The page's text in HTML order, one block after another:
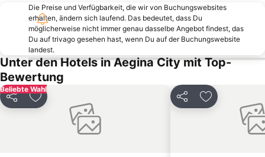
Marina Zea Pasalimani
Chalikiada
Nea Peramos
Epidavros Port
Astir Beach
Traditional Settlement of Aigina
Traditional Settlement of Anafiotika
Agia Marina
Megaron - Athens International Conference Centre
Nea Smyrni
Metamorfosi
Christmas at Syntagma Square
Die Preise und Verfügbarkeit, die wir von Buchungswebsites
erhalten, ändern sich laufend. Das bedeutet, dass Du
möglicherweise nicht immer genau dasselbe Angebot findest, das
Du auf trivago gesehen hast, wenn Du auf der Buchungswebsite
landest.
Unter den Hotels in Aegina City mit Top-
Bewertung
Beliebte Wahl
Teilen Zu Favoriten hinzufügen Teilen Zu Favoriten